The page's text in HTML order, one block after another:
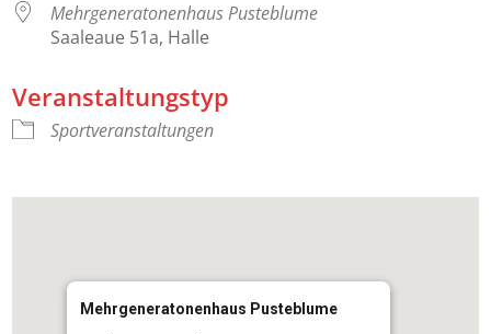
Mehrgeneratonenhaus Pusteblume
Saaleaue 51a, Halle
Veranstaltungstyp
Sportveranstaltungen
Mehrgeneratonenhaus Pusteblume